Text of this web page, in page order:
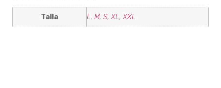
Talla L, M, S,XL,XXL